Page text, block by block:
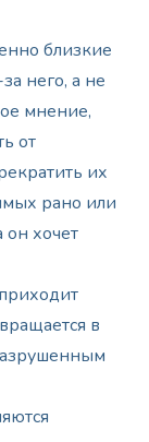
близкие
него, а не
мнение,
от
их
рано или
он хочет
в